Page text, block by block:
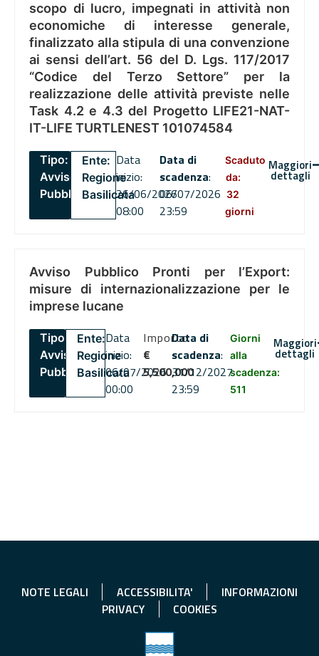
scopo di lucro, impegnati in attività non
economiche di interesse generale,
finalizzato alla stipula di una convenzione
ai sensi dell’art. 56 del D. Lgs. 117/2017
“Codice del Terzo Settore” per la
realizzazione delle attività previste nelle
Task 4.2 e 4.3 del Progetto LIFE21-NAT-
IT-LIFE TURTLENEST 101074584
Tipo:
Avviso
Pubblico
Ente:
Regione
Basilicata
Data
inizio:
26/06/2026
08:00
Data di
scadenza:
06/07/2026
23:59
Scaduto
da:
32
giorni
Maggiori
dettagli
Avviso Pubblico Pronti per l’Export:
misure di internazionalizzazione per le
imprese lucane
Tipo:
Avviso
Pubblico
Ente:
Regione
Basilicata
Data
inizio:
06/07/2026
00:00
Importo
€
5,500,000
Data di
scadenza:
31/12/2027
23:59
Giorni
alla
scadenza:
511
Maggiori
dettagli
NOTE LEGALI ACCESSIBILITA'
INFORMAZIONI
PRIVACY
COOKIES